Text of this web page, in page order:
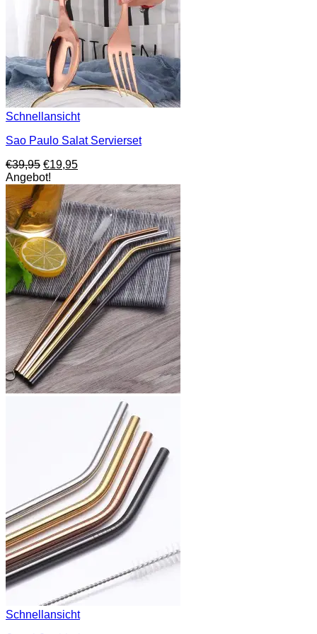
Schnellansicht
Sao Paulo Salat Servierset
€39,95 Ursprünglicher
Preis
war:
€39,95
€19,95Aktueller
ist:
€19,95.
Angebot!
Schnellansicht